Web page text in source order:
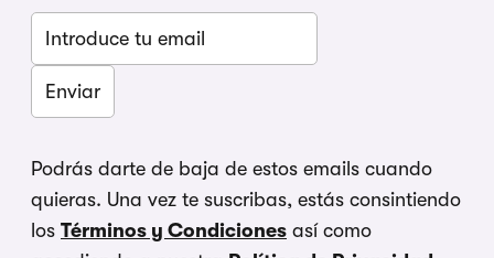
Podrás darte de baja de estos emails cuando
quieras. Una vez te suscribas, estás consintiendo
los Términos y Condiciones así como